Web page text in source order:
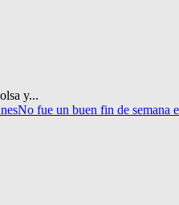
y...
No fue un buen fin de semana